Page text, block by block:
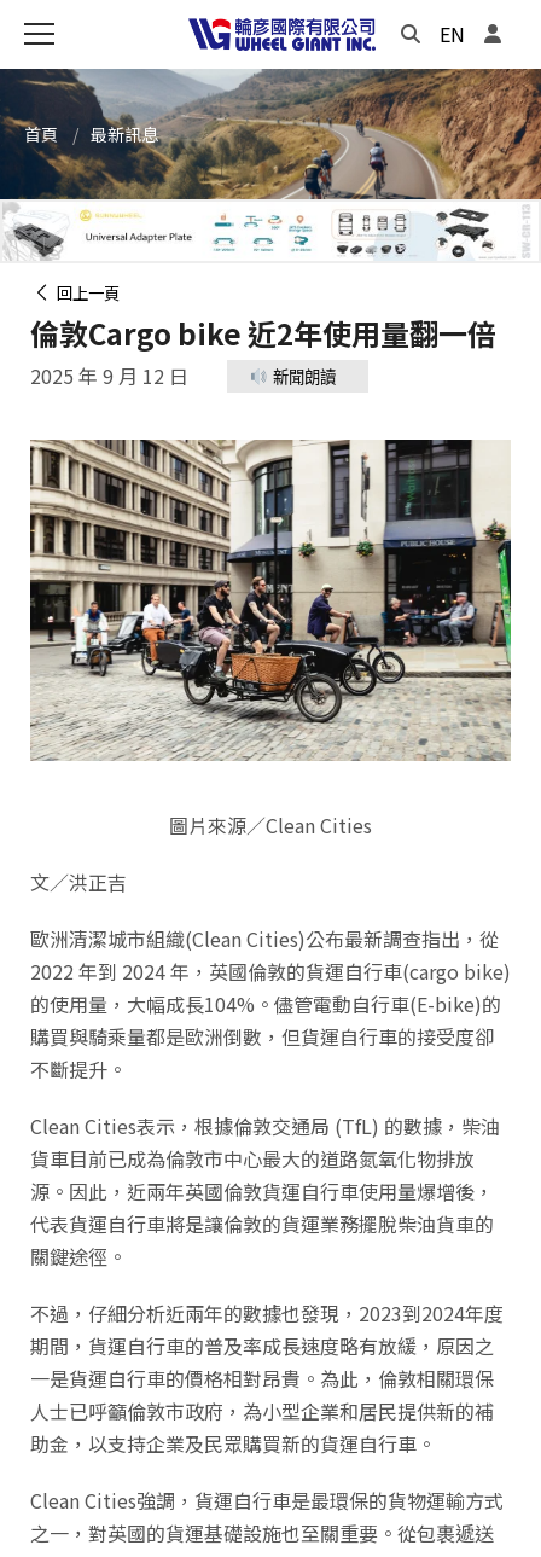
EN
首頁 最新訊息
回上一頁
倫敦Cargo bike 近2年使用量翻一倍
2025 年 9 月 12 日 新聞朗讀
圖片來源／Clean Cities
文／洪正吉
歐洲清潔城市組織(Clean Cities)公布最新調查指出，從
2022 年到 2024 年，英國倫敦的貨運自行車(cargo bike)
的使用量，大幅成長104%。儘管電動自行車(E-bike)的
購買與騎乘量都是歐洲倒數，但貨運自行車的接受度卻
不斷提升。
Clean Cities表示，根據倫敦交通局 (TfL) 的數據，柴油
貨車目前已成為倫敦市中心最大的道路氮氧化物排放
源。因此，近兩年英國倫敦貨運自行車使用量爆增後，
代表貨運自行車將是讓倫敦的貨運業務擺脫柴油貨車的
關鍵途徑。
不過，仔細分析近兩年的數據也發現，2023到2024年度
期間，貨運自行車的普及率成長速度略有放緩，原因之
一是貨運自行車的價格相對昂貴。為此，倫敦相關環保
人士已呼籲倫敦市政府，為小型企業和居民提供新的補
助金，以支持企業及民眾購買新的貨運自行車。
Clean Cities強調，貨運自行車是最環保的貨物運輸方式
之一，對英國的貨運基礎設施也至關重要。從包裹遞送